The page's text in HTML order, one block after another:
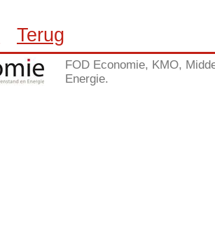
Terug
FOD Economie, KMO,
Energie.